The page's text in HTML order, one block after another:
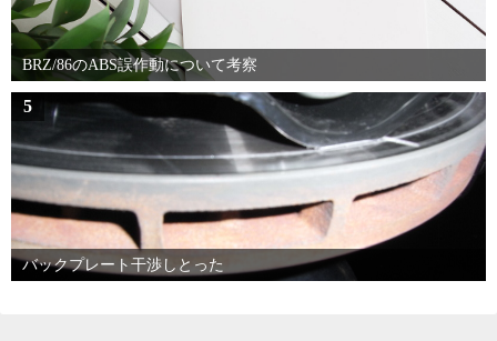
BRZ/86のABS誤作動について考察
5
バックプレート干渉しとった